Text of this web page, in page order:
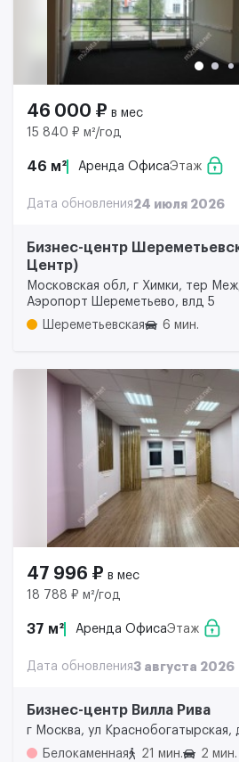
46 000 ₽ в мес
15 840 ₽ м²/год
46 м² Аренда ОфисаЭтаж
Дата обновления24 июля 2026
Бизнес-центр
Центр)
Московская обл, г Химки, тер
Аэропорт Шереметьево, влд 5
Шереметьевская
6 мин.
47 996 ₽ в мес
18 788 ₽ м²/год
37 м² Аренда ОфисаЭтаж
Дата обновления3 августа 2026
Бизнес-центр Вилла Рива
г Москва, ул Краснобогатырская,
Белокаменная
21 мин. 2 мин.